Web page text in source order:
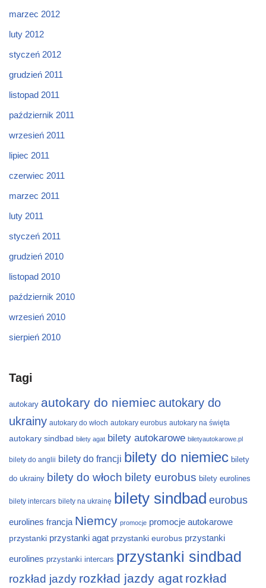
marzec 2012
luty 2012
styczeń 2012
grudzień 2011
listopad 2011
październik 2011
wrzesień 2011
lipiec 2011
czerwiec 2011
marzec 2011
luty 2011
styczeń 2011
grudzień 2010
listopad 2010
październik 2010
wrzesień 2010
sierpień 2010
Tagi
autokary autokary do niemiec autokary do
ukrainy autokary do włoch autokary eurobus autokary na święta
autokary sindbad bilety agat bilety autokarowe biletyautokarowe.pl
bilety do anglii bilety do francji bilety do niemiec bilety
do ukrainy bilety do włoch bilety eurobus bilety eurolines
bilety intercars bilety na ukrainę bilety sindbad eurobus
eurolines francja Niemcy promocje promocje autokarowe
przystanki przystanki agat przystanki eurobus przystanki
eurolines przystanki intercars przystanki sindbad
rozkład jazdy rozkład jazdy agat rozkład